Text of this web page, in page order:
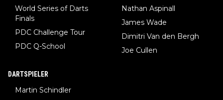
World Series of Darts
Finals
PDC Challenge Tour
PDC Q-School
Nathan Aspinall
James Wade
Dimitri Van den Bergh
Joe Cullen
DARTSPIELER
Martin Schindler